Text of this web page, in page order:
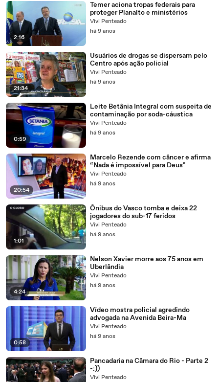
2:16
Temer aciona tropas federais para
proteger Planalto e ministérios
Vivi Penteado
há 9 anos
21:34
Usuários de drogas se dispersam pelo
Centro após ação policial
Vivi Penteado
há 9 anos
0:59
Leite Betânia Integral com suspeita de
contaminação por soda-cáustica
Vivi Penteado
há 9 anos
20:54
Marcelo Rezende com câncer e afirma
“Nada é impossível para Deus"
Vivi Penteado
há 9 anos
1:01
Ônibus do Vasco tomba e deixa 22
jogadores do sub-17 feridos
Vivi Penteado
há 9 anos
4:24
Nelson Xavier morre aos 75 anos em
Uberlândia
Vivi Penteado
há 9 anos
0:58
Vídeo mostra policial agredindo
advogada na Avenida Beira-Ma
Vivi Penteado
há 9 anos
Pancadaria na Câmara do Rio - Parte 2
-:))
Vivi Penteado